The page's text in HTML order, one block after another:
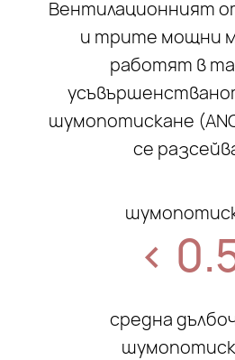
Вентилационният
и трите мощни
работят в
шумопотискане
се
<
средна